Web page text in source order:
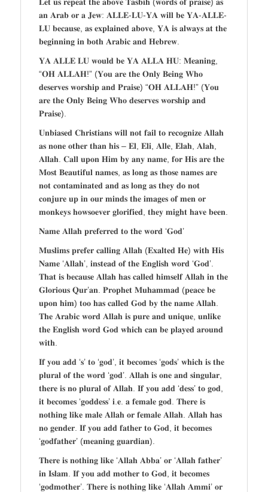
𝐚𝐧 𝐀𝐫𝐚𝐛 𝐨𝐫 𝐚 𝐉𝐞𝐰: 𝐀𝐋𝐋𝐄-𝐋𝐔-𝐘𝐀 𝐰𝐢𝐥𝐥 𝐛𝐞 𝐘𝐀-𝐀𝐋𝐋𝐄-
𝐋𝐔 𝐛𝐞𝐜𝐚𝐮𝐬𝐞, 𝐚𝐬 𝐞𝐱𝐩𝐥𝐚𝐢𝐧𝐞𝐝 𝐚𝐛𝐨𝐯𝐞, 𝐘𝐀 𝐢𝐬 𝐚𝐥𝐰𝐚𝐲𝐬 𝐚𝐭 𝐭𝐡𝐞
𝐛𝐞𝐠𝐢𝐧𝐧𝐢𝐧𝐠 𝐢𝐧 𝐛𝐨𝐭𝐡 𝐀𝐫𝐚𝐛𝐢𝐜 𝐚𝐧𝐝 𝐇𝐞𝐛𝐫𝐞𝐰.
𝐘𝐀 𝐀𝐋𝐋𝐄 𝐋𝐔 𝐰𝐨𝐮𝐥𝐝 𝐛𝐞 𝐘𝐀 𝐀𝐋𝐋𝐀 𝐇𝐔: 𝐌𝐞𝐚𝐧𝐢𝐧𝐠,
“𝐎𝐇 𝐀𝐋𝐋𝐀𝐇!” (𝐘𝐨𝐮 𝐚𝐫𝐞 𝐭𝐡𝐞 𝐎𝐧𝐥𝐲 𝐁𝐞𝐢𝐧𝐠 𝐖𝐡𝐨
𝐝𝐞𝐬𝐞𝐫𝐯𝐞𝐬 𝐰𝐨𝐫𝐬𝐡𝐢𝐩 𝐚𝐧𝐝 𝐏𝐫𝐚𝐢𝐬𝐞) “𝐎𝐇 𝐀𝐋𝐋𝐀𝐇!” (𝐘𝐨𝐮
𝐚𝐫𝐞 𝐭𝐡𝐞 𝐎𝐧𝐥𝐲 𝐁𝐞𝐢𝐧𝐠 𝐖𝐡𝐨 𝐝𝐞𝐬𝐞𝐫𝐯𝐞𝐬 𝐰𝐨𝐫𝐬𝐡𝐢𝐩 𝐚𝐧𝐝
𝐏𝐫𝐚𝐢𝐬𝐞).
𝐔𝐧𝐛𝐢𝐚𝐬𝐞𝐝 𝐂𝐡𝐫𝐢𝐬𝐭𝐢𝐚𝐧𝐬 𝐰𝐢𝐥𝐥 𝐧𝐨𝐭 𝐟𝐚𝐢𝐥 𝐭𝐨 𝐫𝐞𝐜𝐨𝐠𝐧𝐢𝐳𝐞 𝐀𝐥𝐥𝐚𝐡
𝐚𝐬 𝐧𝐨𝐧𝐞 𝐨𝐭𝐡𝐞𝐫 𝐭𝐡𝐚𝐧 𝐡𝐢𝐬 – 𝐄𝐥, 𝐄𝐥𝐢, 𝐀𝐥𝐥𝐞, 𝐄𝐥𝐚𝐡, 𝐀𝐥𝐚𝐡,
𝐀𝐥𝐥𝐚𝐡. 𝐂𝐚𝐥𝐥 𝐮𝐩𝐨𝐧 𝐇𝐢𝐦 𝐛𝐲 𝐚𝐧𝐲 𝐧𝐚𝐦𝐞, 𝐟𝐨𝐫 𝐇𝐢𝐬 𝐚𝐫𝐞 𝐭𝐡𝐞
𝐌𝐨𝐬𝐭 𝐁𝐞𝐚𝐮𝐭𝐢𝐟𝐮𝐥 𝐧𝐚𝐦𝐞𝐬, 𝐚𝐬 𝐥𝐨𝐧𝐠 𝐚𝐬 𝐭𝐡𝐨𝐬𝐞 𝐧𝐚𝐦𝐞𝐬 𝐚𝐫𝐞
𝐧𝐨𝐭 𝐜𝐨𝐧𝐭𝐚𝐦𝐢𝐧𝐚𝐭𝐞𝐝 𝐚𝐧𝐝 𝐚𝐬 𝐥𝐨𝐧𝐠 𝐚𝐬 𝐭𝐡𝐞𝐲 𝐝𝐨 𝐧𝐨𝐭
𝐜𝐨𝐧𝐣𝐮𝐫𝐞 𝐮𝐩 𝐢𝐧 𝐨𝐮𝐫 𝐦𝐢𝐧𝐝𝐬 𝐭𝐡𝐞 𝐢𝐦𝐚𝐠𝐞𝐬 𝐨𝐟 𝐦𝐞𝐧 𝐨𝐫
𝐦𝐨𝐧𝐤𝐞𝐲𝐬 𝐡𝐨𝐰𝐬𝐨𝐞𝐯𝐞𝐫 𝐠𝐥𝐨𝐫𝐢𝐟𝐢𝐞𝐝, 𝐭𝐡𝐞𝐲 𝐦𝐢𝐠𝐡𝐭 𝐡𝐚𝐯𝐞 𝐛𝐞𝐞𝐧.
𝐍𝐚𝐦𝐞 𝐀𝐥𝐥𝐚𝐡 𝐩𝐫𝐞𝐟𝐞𝐫𝐫𝐞𝐝 𝐭𝐨 𝐭𝐡𝐞 𝐰𝐨𝐫𝐝 ‘𝐆𝐨𝐝’
𝐌𝐮𝐬𝐥𝐢𝐦𝐬 𝐩𝐫𝐞𝐟𝐞𝐫 𝐜𝐚𝐥𝐥𝐢𝐧𝐠 𝐀𝐥𝐥𝐚𝐡 (𝐄𝐱𝐚𝐥𝐭𝐞𝐝 𝐇𝐞) 𝐰𝐢𝐭𝐡 𝐇𝐢𝐬
𝐍𝐚𝐦𝐞 ‘𝐀𝐥𝐥𝐚𝐡’, 𝐢𝐧𝐬𝐭𝐞𝐚𝐝 𝐨𝐟 𝐭𝐡𝐞 𝐄𝐧𝐠𝐥𝐢𝐬𝐡 𝐰𝐨𝐫𝐝 ‘𝐆𝐨𝐝’.
𝐓𝐡𝐚𝐭 𝐢𝐬 𝐛𝐞𝐜𝐚𝐮𝐬𝐞 𝐀𝐥𝐥𝐚𝐡 𝐡𝐚𝐬 𝐜𝐚𝐥𝐥𝐞𝐝 𝐡𝐢𝐦𝐬𝐞𝐥𝐟 𝐀𝐥𝐥𝐚𝐡 𝐢𝐧 𝐭𝐡𝐞
𝐆𝐥𝐨𝐫𝐢𝐨𝐮𝐬 𝐐𝐮𝐫’𝐚𝐧. 𝐏𝐫𝐨𝐩𝐡𝐞𝐭 𝐌𝐮𝐡𝐚𝐦𝐦𝐚𝐝 (𝐩𝐞𝐚𝐜𝐞 𝐛𝐞
𝐮𝐩𝐨𝐧 𝐡𝐢𝐦) 𝐭𝐨𝐨 𝐡𝐚𝐬 𝐜𝐚𝐥𝐥𝐞𝐝 𝐆𝐨𝐝 𝐛𝐲 𝐭𝐡𝐞 𝐧𝐚𝐦𝐞 𝐀𝐥𝐥𝐚𝐡.
𝐓𝐡𝐞 𝐀𝐫𝐚𝐛𝐢𝐜 𝐰𝐨𝐫𝐝 𝐀𝐥𝐥𝐚𝐡 𝐢𝐬 𝐩𝐮𝐫𝐞 𝐚𝐧𝐝 𝐮𝐧𝐢𝐪𝐮𝐞, 𝐮𝐧𝐥𝐢𝐤𝐞
𝐭𝐡𝐞 𝐄𝐧𝐠𝐥𝐢𝐬𝐡 𝐰𝐨𝐫𝐝 𝐆𝐨𝐝 𝐰𝐡𝐢𝐜𝐡 𝐜𝐚𝐧 𝐛𝐞 𝐩𝐥𝐚𝐲𝐞𝐝 𝐚𝐫𝐨𝐮𝐧𝐝
𝐰𝐢𝐭𝐡.
𝐈𝐟 𝐲𝐨𝐮 𝐚𝐝𝐝 ‘𝐬’ 𝐭𝐨 ‘𝐠𝐨𝐝’, 𝐢𝐭 𝐛𝐞𝐜𝐨𝐦𝐞𝐬 ‘𝐠𝐨𝐝𝐬’ 𝐰𝐡𝐢𝐜𝐡 𝐢𝐬 𝐭𝐡𝐞
𝐩𝐥𝐮𝐫𝐚𝐥 𝐨𝐟 𝐭𝐡𝐞 𝐰𝐨𝐫𝐝 ‘𝐠𝐨𝐝’. 𝐀𝐥𝐥𝐚𝐡 𝐢𝐬 𝐨𝐧𝐞 𝐚𝐧𝐝 𝐬𝐢𝐧𝐠𝐮𝐥𝐚𝐫,
𝐭𝐡𝐞𝐫𝐞 𝐢𝐬 𝐧𝐨 𝐩𝐥𝐮𝐫𝐚𝐥 𝐨𝐟 𝐀𝐥𝐥𝐚𝐡. 𝐈𝐟 𝐲𝐨𝐮 𝐚𝐝𝐝 ‘𝐝𝐞𝐬𝐬’ 𝐭𝐨 𝐠𝐨𝐝,
𝐢𝐭 𝐛𝐞𝐜𝐨𝐦𝐞𝐬 ‘𝐠𝐨𝐝𝐝𝐞𝐬𝐬’ 𝐢.𝐞. 𝐚 𝐟𝐞𝐦𝐚𝐥𝐞 𝐠𝐨𝐝. 𝐓𝐡𝐞𝐫𝐞 𝐢𝐬
𝐧𝐨𝐭𝐡𝐢𝐧𝐠 𝐥𝐢𝐤𝐞 𝐦𝐚𝐥𝐞 𝐀𝐥𝐥𝐚𝐡 𝐨𝐫 𝐟𝐞𝐦𝐚𝐥𝐞 𝐀𝐥𝐥𝐚𝐡. 𝐀𝐥𝐥𝐚𝐡 𝐡𝐚𝐬
𝐧𝐨 𝐠𝐞𝐧𝐝𝐞𝐫. 𝐈𝐟 𝐲𝐨𝐮 𝐚𝐝𝐝 𝐟𝐚𝐭𝐡𝐞𝐫 𝐭𝐨 𝐆𝐨𝐝, 𝐢𝐭 𝐛𝐞𝐜𝐨𝐦𝐞𝐬
‘𝐠𝐨𝐝𝐟𝐚𝐭𝐡𝐞𝐫’ (𝐦𝐞𝐚𝐧𝐢𝐧𝐠 𝐠𝐮𝐚𝐫𝐝𝐢𝐚𝐧).
𝐓𝐡𝐞𝐫𝐞 𝐢𝐬 𝐧𝐨𝐭𝐡𝐢𝐧𝐠 𝐥𝐢𝐤𝐞 ‘𝐀𝐥𝐥𝐚𝐡 𝐀𝐛𝐛𝐚’ 𝐨𝐫 ‘𝐀𝐥𝐥𝐚𝐡 𝐟𝐚𝐭𝐡𝐞𝐫’
𝐢𝐧 𝐈𝐬𝐥𝐚𝐦. 𝐈𝐟 𝐲𝐨𝐮 𝐚𝐝𝐝 𝐦𝐨𝐭𝐡𝐞𝐫 𝐭𝐨 𝐆𝐨𝐝, 𝐢𝐭 𝐛𝐞𝐜𝐨𝐦𝐞𝐬
‘𝐠𝐨𝐝𝐦𝐨𝐭𝐡𝐞𝐫’. 𝐓𝐡𝐞𝐫𝐞 𝐢𝐬 𝐧𝐨𝐭𝐡𝐢𝐧𝐠 𝐥𝐢𝐤𝐞 ‘𝐀𝐥𝐥𝐚𝐡 𝐀𝐦𝐦𝐢’ 𝐨𝐫